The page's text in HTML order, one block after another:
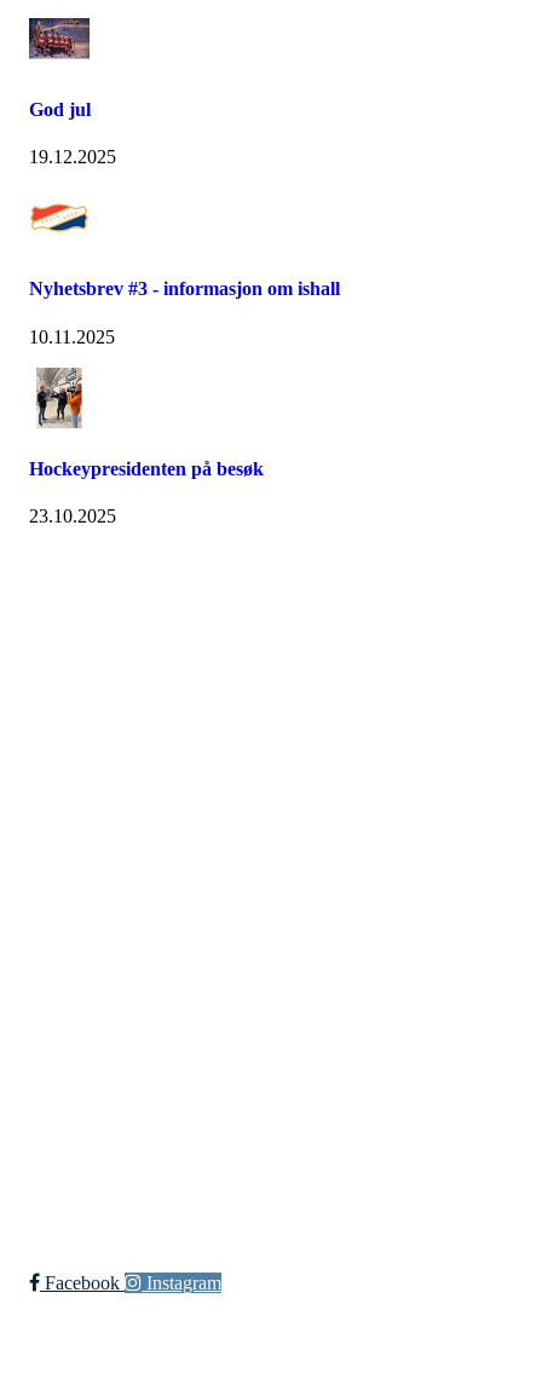
God jul
19.12.2025
Nyhetsbrev #3 - informasjon om ishall
10.11.2025
Hockeypresidenten på besøk
23.10.2025
Facebook Instagram